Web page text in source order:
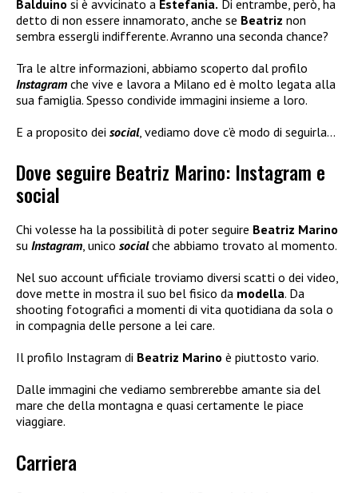
Balduino si è avvicinato a Estefania. Di entrambe, però, ha
detto di non essere innamorato, anche se Beatriz non
sembra essergli indifferente. Avranno una seconda chance?
Tra le altre informazioni, abbiamo scoperto dal profilo
Instagram che vive e lavora a Milano ed è molto legata alla
sua famiglia. Spesso condivide immagini insieme a loro.
E a proposito dei social, vediamo dove c’è modo di seguirla…
Dove seguire Beatriz Marino: Instagram e
social
Chi volesse ha la possibilità di poter seguire Beatriz Marino
su Instagram, unico socialche abbiamo trovato al momento.
Nel suo account ufficiale troviamo diversi scatti o dei video,
dove mette in mostra il suo bel fisico da modella. Da
shooting fotografici a momenti di vita quotidiana da sola o
in compagnia delle persone a lei care.
Il profilo Instagram di Beatriz Marino è piuttosto vario.
Dalle immagini che vediamo sembrerebbe amante sia del
mare che della montagna e quasi certamente le piace
viaggiare.
Carriera